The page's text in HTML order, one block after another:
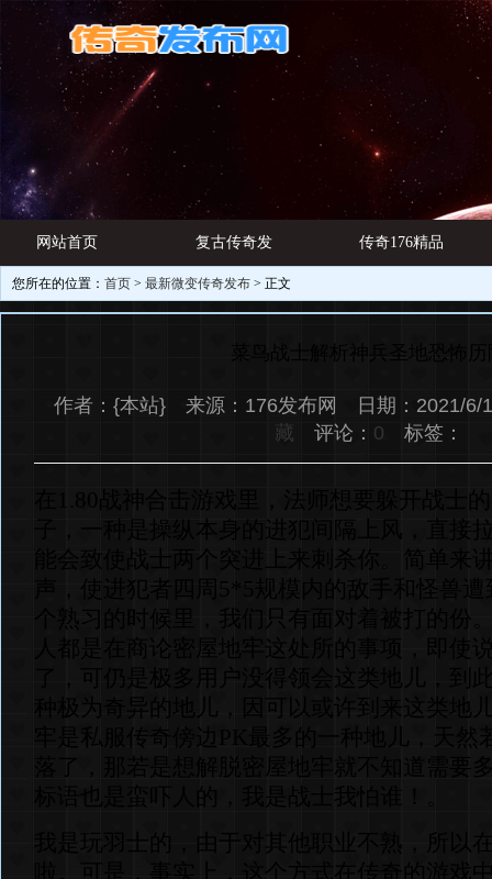
网站首页 复古传奇发
布网
传奇176精品
游戏资讯
您所在的位置： 首页 > 最新微变传奇发布 > 正文
菜鸟战士解析神兵圣地恐怖历
作者：{本站} 来源：176发布网 日期：
藏 评论： 0 标签：
在1.80战神合击游戏里，法师想要躲开战士
子，一种是操纵本身的进犯间隔上风，直接
能会致使战士两个突进上来刺杀你。简单来
声，使进犯者四周5*5规模内的敌手和怪兽
个熟习的时候里，我们只有面对着被打的份
人都是在商论密屋地牢这处所的事项，即使
了，可仍是极多用户没得领会这类地儿，到
种极为奇异的地儿，因可以或许到来这类地
牢是私服传奇傍边PK最多的一种地儿，天
落了，那若是想解脱密屋地牢就不知道需要
标语也是蛮吓人的，我是战士我怕谁！。
我是玩羽士的，由于对其他职业不熟，所以
啦。可是，事实上，这个方式在传奇的游戏